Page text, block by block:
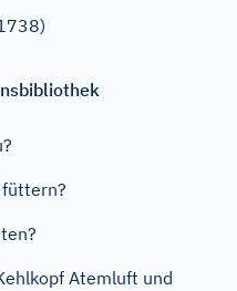
Atemluft und